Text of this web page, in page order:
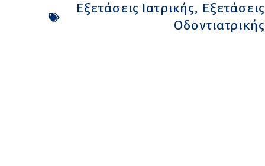
Εξετάσεις Ιατρικής, Εξετάσεις
Οδοντιατρικής